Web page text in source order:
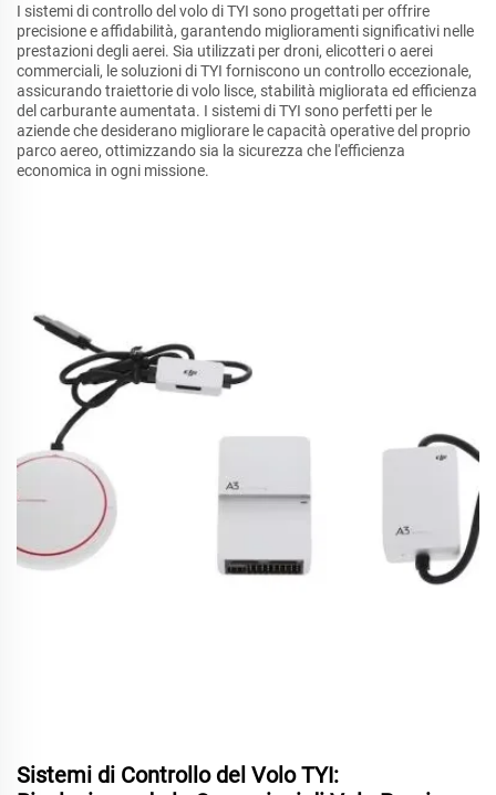
I sistemi di controllo del volo di TYI sono progettati per offrire
precisione e affidabilità, garantendo miglioramenti significativi nelle
prestazioni degli aerei. Sia utilizzati per droni, elicotteri o aerei
commerciali, le soluzioni di TYI forniscono un controllo eccezionale,
assicurando traiettorie di volo lisce, stabilità migliorata ed efficienza
del carburante aumentata. I sistemi di TYI sono perfetti per le
aziende che desiderano migliorare le capacità operative del proprio
parco aereo, ottimizzando sia la sicurezza che l'efficienza
economica in ogni missione.
Sistemi di Controllo del Volo TYI: